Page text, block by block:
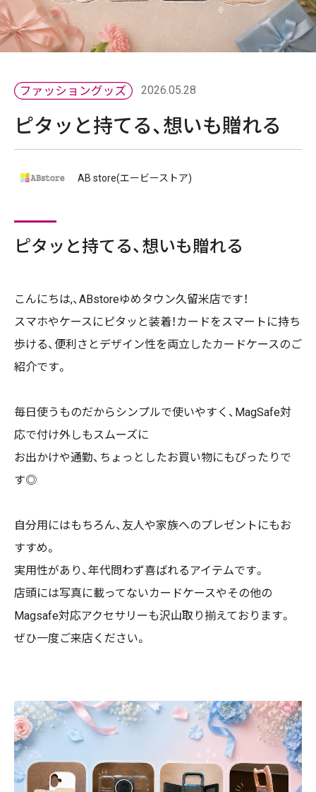
2026.05.28
ピタッと持てる、想いも贈れる
AB store(エービーストア)
ピタッと持てる、想いも贈れる
こんにちは,、ABstoreゆめタウン久留米店です！
スマホやケースにピタッと装着！カードをスマートに持ち
歩ける、便利さとデザイン性を両立したカードケースのご
紹介です。
毎日使うものだからシンプルで使いやすく、MagSafe対
応で付け外しもスムーズに️
お出かけや通勤、ちょっとしたお買い物にもぴったりで
す◎
自分用にはもちろん、友人や家族へのプレゼントにもお
すすめ。
実用性があり、年代問わず喜ばれるアイテムです。
店頭には写真に載ってないカードケースやその他の
Magsafe対応アクセサリーも沢山取り揃えております。
ぜひ一度ご来店ください。